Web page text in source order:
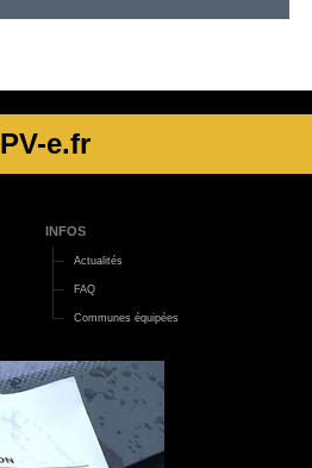
PV-e.fr
INFOS
Actualités
FAQ
Communes équipées